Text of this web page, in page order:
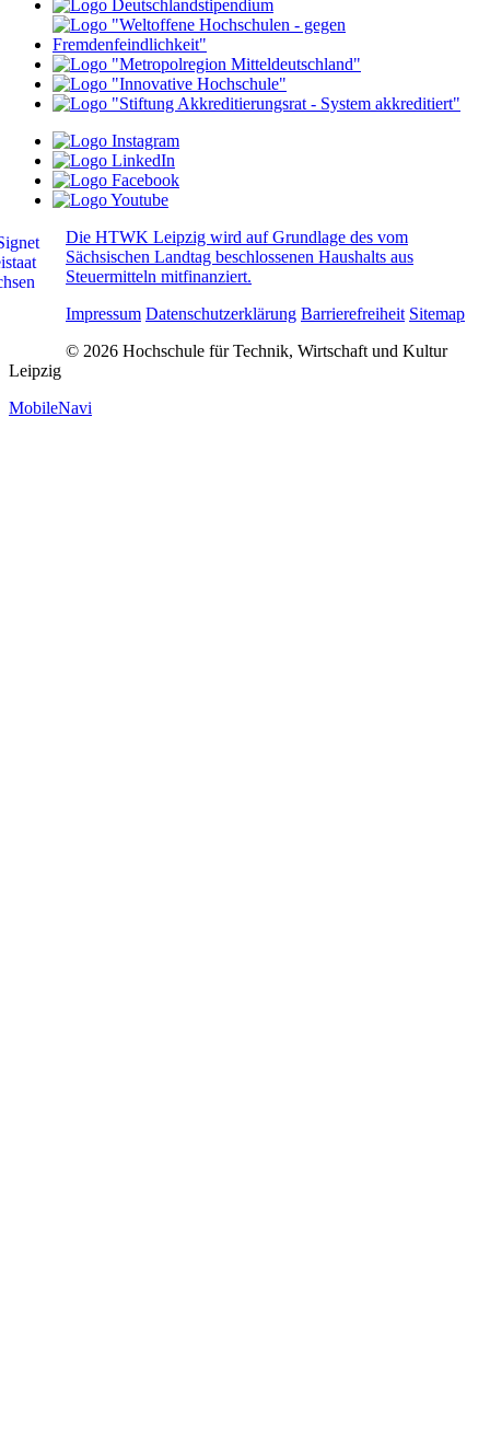
Die HTWK Leipzig wird auf Grundlage des vom
Sächsischen Landtag beschlossenen Haushalts aus
Steuermitteln mitfinanziert.
Impressum Datenschutzerklärung Barrierefreiheit Sitemap
© 2026 Hochschule für Technik, Wirtschaft und Kultur
Leipzig
MobileNavi